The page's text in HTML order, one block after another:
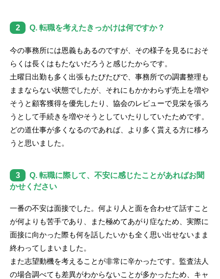
2 Q. 転職を考えたきっかけは何ですか？
今の事務所には恩義もあるのですが、その様子を見るにおそ
らくは長くはもたないだろうと感じたからです。
土曜日出勤も多く出張もたびたびで、事務所での調書整理も
ままならない状態でしたが、それにもかかわらず売上を増や
そうと顧客獲得を優先したり、協会のレビューで見栄を張ろ
うとして手続きを増やそうとしていたりしていたためです。
どの道仕事が多くなるのであれば、より多く貰える方に移ろ
うと思いました。
3
Q. 転職に際して、不安に感じたことがあればお聞
かせください
一番の不安は面接でした。何より人と面を合わせて話すこと
が何よりも苦手であり、また極めてあがり症なため、実際に
面接に向かった際も何を話したいかも全く思い出せないまま
終わってしまいました。
また志望動機を考えることが非常に辛かったです。監査法人
の場合調べても差異がわからないことが多かったため、キャ